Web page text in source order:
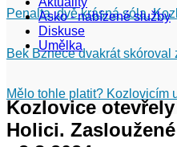
Penalta, dvě krásná sóla.
Bek Bznece dvakrát
Mělo tohle platit? Kozlovicím
Asko - nabízené služby
Diskuse
Umělka
Kozlovice
Holici.